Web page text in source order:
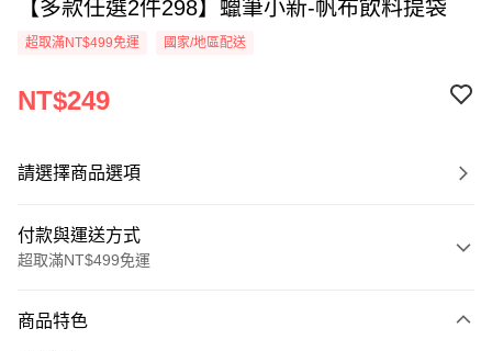
【多款任選2件298】蠟筆小新-帆布飲料提袋
超取滿NT$499免運 國家/地區配送
NT$249
請選擇商品選項
付款與運送方式
超取滿NT$499免運
信用卡一次付款
商品特色